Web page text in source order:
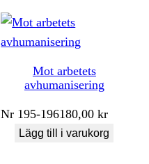
Mot arbetets
avhumanisering
Nr 195-196180,00kr
Lägg till i varukorg